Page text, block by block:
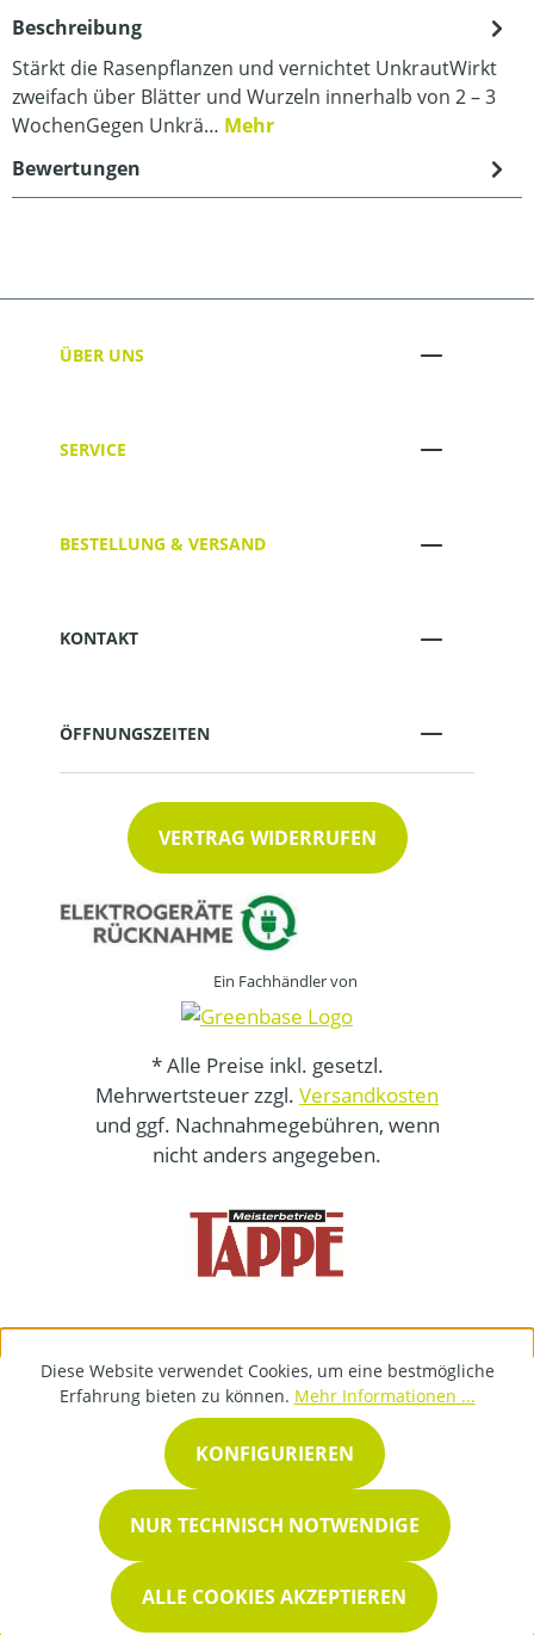
Beschreibung
Stärkt die Rasenpflanzen und vernichtet UnkrautWirkt
zweifach über Blätter und Wurzeln innerhalb von 2 – 3
WochenGegen Unkrä… Mehr
Bewertungen
ÜBER UNS
SERVICE
BESTELLUNG & VERSAND
KONTAKT
ÖFFNUNGSZEITEN
VERTRAG WIDERRUFEN
Ein Fachhändler von
* Alle Preise inkl. gesetzl.
Mehrwertsteuer zzgl. Versandkosten
und ggf. Nachnahmegebühren, wenn
nicht anders angegeben.
Diese Website verwendet Cookies, um eine bestmögliche
Erfahrung bieten zu können. Mehr Informationen ...
NUR TECHNISCH NOTWENDIGE
KONFIGURIEREN
ALLE COOKIES AKZEPTIEREN